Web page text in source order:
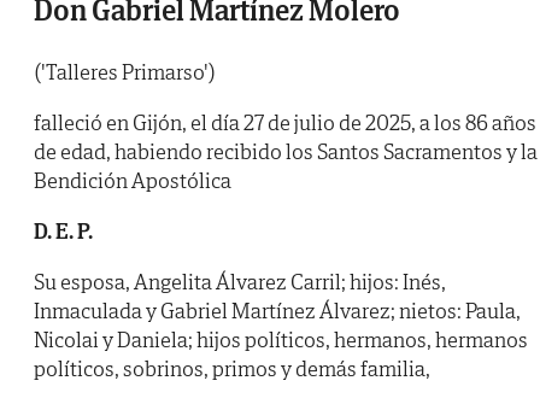
Don Gabriel Martínez Molero
('Talleres Primarso')
falleció en Gijón, el día 27 de julio de 2025, a los 86 años
de edad, habiendo recibido los Santos Sacramentos y la
Bendición Apostólica
D. E. P.
Su esposa, Angelita Álvarez Carril; hijos: Inés,
Inmaculada y Gabriel Martínez Álvarez; nietos: Paula,
Nicolai y Daniela; hijos políticos, hermanos, hermanos
políticos, sobrinos, primos y demás familia,